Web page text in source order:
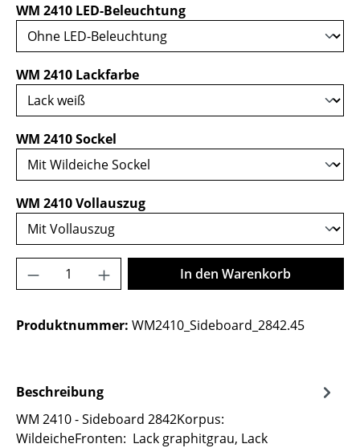
WM 2410 LED-Beleuchtungauswählen
WM 2410 Lackfarbeauswählen
WM 2410 Sockel
WM 2410 Vollauszugauswählen
Produkt Anzahl: Gib den gewünschten
In den Warenkorb
Produktnummer: WM2410_Sideboard_2842.45
Beschreibung
WM 2410 - Sideboard 2842Korpus:
WildeicheFronten: Lack graphitgrau, Lack